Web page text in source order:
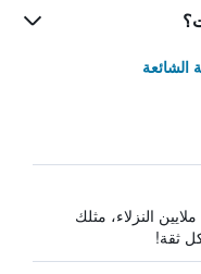
الشائعة
النزلاء، مثلك
ثقة!